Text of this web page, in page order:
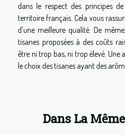
dans le respect des principes
territoire français. Cela vous
d’une meilleure qualité. De
tisanes proposées à des coûts
être ni trop bas, ni trop élevé.
le choix des tisanes ayant des
Dans La